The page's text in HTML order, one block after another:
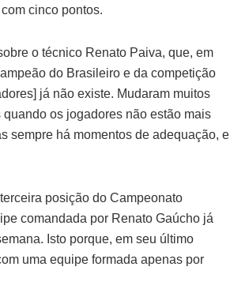
cinco pontos.
o técnico Renato Paiva, que, em
do Brasileiro e da competição
já não existe. Mudaram muitos
os jogadores não estão mais
sempre há momentos de adequação, e
posição do Campeonato
comandada por Renato Gaúcho já
Isto porque, em seu último
uma equipe formada apenas por